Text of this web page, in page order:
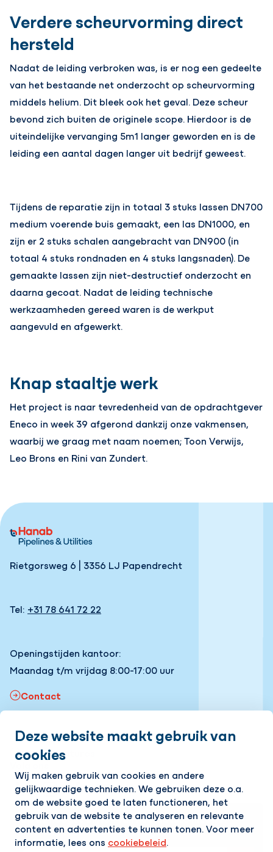
Deze website maakt gebruik van
cookies
Wij maken gebruik van cookies en andere
gelijkwaardige technieken. We gebruiken deze o.a.
om de website goed te laten functioneren, het
gebruik van de website te analyseren en relevante
content en advertenties te kunnen tonen. Voor meer
informatie, lees ons cookiebeleid.
Verdere scheurvorming direct
hersteld
Nadat de leiding verbroken was, is er nog een gedeelte
van het bestaande net onderzocht op scheurvorming
middels helium. Dit bleek ook het geval. Deze scheur
bevond zich buiten de originele scope. Hierdoor is de
uiteindelijke vervanging 5m1 langer geworden en is de
leiding een aantal dagen langer uit bedrijf geweest.
Tijdens de reparatie zijn in totaal 3 stuks lassen DN700
medium voerende buis gemaakt, een las DN1000, en
zijn er 2 stuks schalen aangebracht van DN900 (in
totaal 4 stuks rondnaden en 4 stuks langsnaden). De
gemaakte lassen zijn niet-destructief onderzocht en
daarna gecoat. Nadat de leiding technische
werkzaamheden gereed waren is de werkput
aangevuld en afgewerkt.
Knap staaltje werk
Het project is naar tevredenheid van de opdrachtgever
Eneco in week 39 afgerond dankzij onze vakmensen,
waarbij we graag met naam noemen; Toon Verwijs,
Leo Brons en Rini van Zundert.
Rietgorsweg 6 | 3356 LJ Papendrecht
Tel: +31 78 641 72 22
Openingstijden kantoor:
Maandag t/m vrijdag 8:00-17:00 uur
Contact
Snel naar
Onze vacatures
LinkedInInstagramFacebookYouTube
Op de hoogte blijven van het laatste nieuws?
Ontvang onze nieuwsbrief in je mailbox!